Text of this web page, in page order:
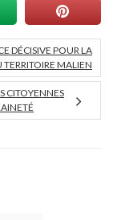
DÉCISIVE POUR LA
MALIEN
CITOYENNES